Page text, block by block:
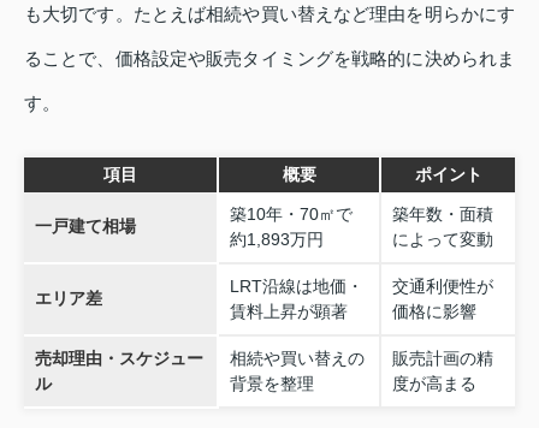
も大切です。たとえば相続や買い替えなど理由を明らかにす
ることで、価格設定や販売タイミングを戦略的に決められま
す。
項目 概要 ポイント
一戸建て相場
築10年・70㎡で
約1,893万円
築年数・面積
によって変動
エリア差
LRT沿線は地価・
賃料上昇が顕著
交通利便性が
価格に影響
売却理由・スケジュー
ル
相続や買い替えの
背景を整理
販売計画の精
度が高まる